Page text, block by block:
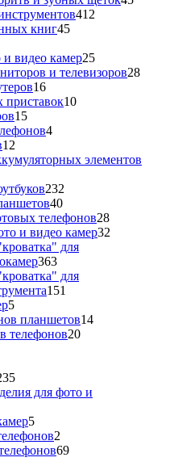
412
книг4545
и видео камер2525
товаров
и телевизоров2828
1616
товаров
приставок1010
1515
товаров
44
12
товаров
элементов
232
4040
товаров
телефонов2828
товаров
и видео камер32
для
363363
товара
для
151
55
товаров
планшетов1414
телефонов2020
235
товаров
для фото и
55
товаров
2
товара
6969